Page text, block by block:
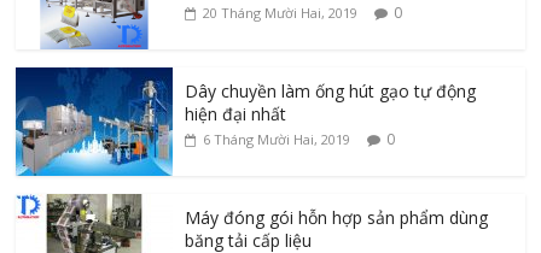
20 Tháng Mười Hai, 2019 0
Dây chuyền làm ống hút gạo tự động
hiện đại nhất
6 Tháng Mười Hai, 2019 0
Máy đóng gói hỗn hợp sản phẩm dùng
băng tải cấp liệu